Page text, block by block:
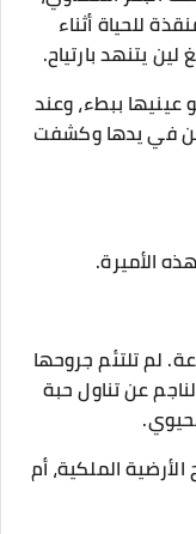
للحياة أثناء
يتنهد بارتياح.
ببطء، وعند
في يدها وكشفت
الأميرة.
لم تلتئم جروحها
عن تناول حبة
الملكية، أم